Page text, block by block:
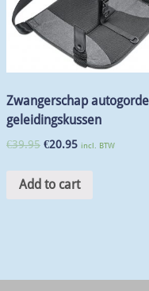
Zwangerschap autogordel
geleidingskussen
€39.95 €20.95 incl. BTW
Add to cart